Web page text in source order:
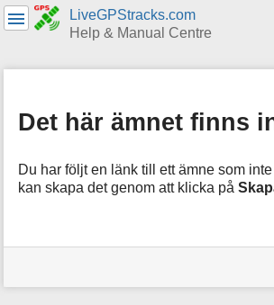
LiveGPStracks.com
Help & Manual Centre
Det här ämnet finns
Du har följt en länk till ett ämne som
kan skapa det genom att klicka på